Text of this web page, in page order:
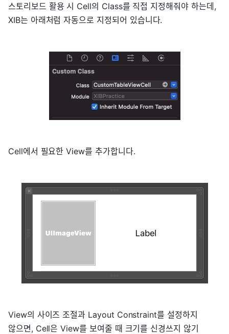
스토리보드 활용 시 Cell의 Class를 직접 지정해줘야 하는데,
XIB는 아래처럼 자동으로 지정되어 있습니다.
Cell에서 필요한 View를 추가합니다.
View의 사이즈 조절과 Layout Constraint를 설정하지
않으면, Cell은 View를 보여줄 때 크기를 신경쓰지 않기